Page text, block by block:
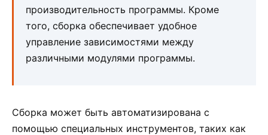
производительность программы. Кроме
того, сборка обеспечивает удобное
управление зависимостями между
различными модулями программы.
Сборка может быть автоматизирована с
помощью специальных инструментов, таких как